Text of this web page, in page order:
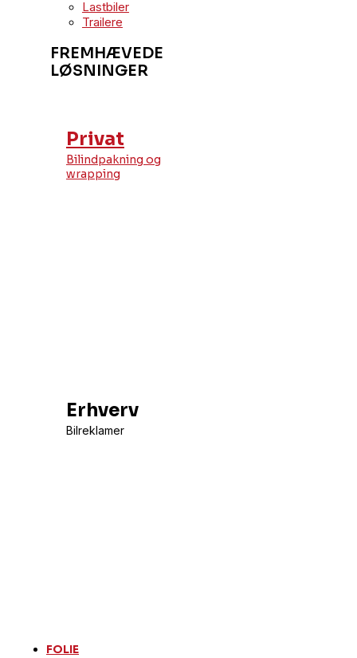
Lastbiler
Trailere
FREMHÆVEDE
LØSNINGER
Privat
Bilindpakning og
wrapping
Erhverv
Bilreklamer
FOLIE